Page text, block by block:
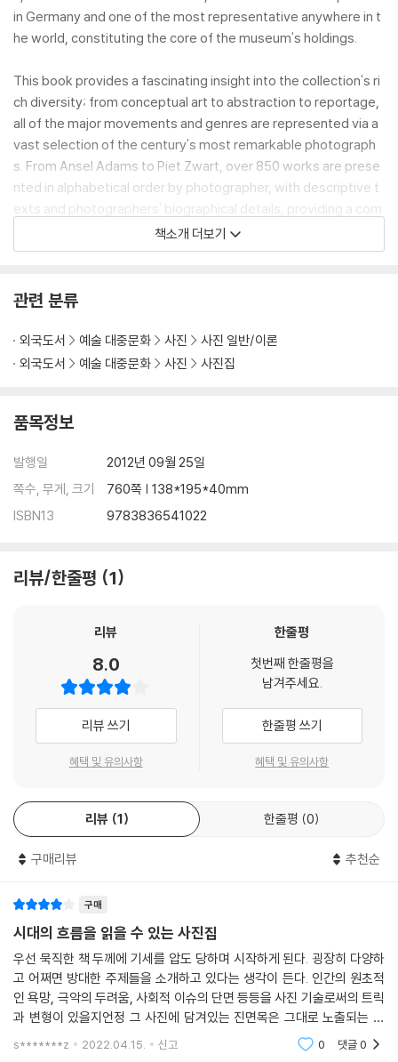
in Germany and one of the most representative anywhere in t
he world, constituting the core of the museum's holdings.
This book provides a fascinating insight into the collection's ri
ch diversity; from conceptual art to abstraction to reportage,
all of the major movements and genres are represented via a
vast selection of the century's most remarkable photograph
s. From Ansel Adams to Piet Zwart, over 850 works are prese
nted in alphabetical order by photographer, with descriptive t
exts and photographers' biographical details, providing a com
prehensive and indispensable overview of 20th century photo
graphy.
책소개 더보기
관련 분류
외국도서 예술 대중문화 사진
사진 일반/이론
외국도서
예술 대중문화 사진 사진집
품목정보
발행일
2012년 09월 25일
쪽수, 무게, 크기
760쪽 | 138*195*40mm
ISBN13
9783836541022
리뷰/한줄평 1
리뷰
8.0
리뷰 쓰기
혜택 및 유의사항
한줄평
첫번째 한줄평을
남겨주세요.
한줄평 쓰기
혜택 및 유의사항
리뷰 1 한줄평 0
구매리뷰 추천순
구매
시대의 흐름을 읽을 수 있는 사진집
우선 묵직한 책 두께에 기세를 압도 당하며 시작하게 된다. 굉장히 다양하
고 어쩌면 방대한 주제들을 소개하고 있다는 생각이 든다. 인간의 원초적
인 욕망, 극악의 두려움, 사회적 이슈의 단면 등등을 사진 기술로써의 트릭
과 변형이 있을지언정 그 사진에 담겨있는 진면목은 그대로 노출되는 것
같은 느낌이다. 무엇보다 컬러 사진보다 흑백 사진들이 더 많은 비중을 차
s*******z 2022.04.15. 신고 0 댓글0